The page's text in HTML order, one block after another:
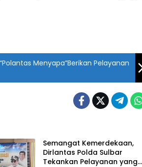
Menyapa”Berikan Pelayanan
Semangat Kemerdekaan,
Dirlantas Polda Sulbar
Tekankan Pelayanan yang